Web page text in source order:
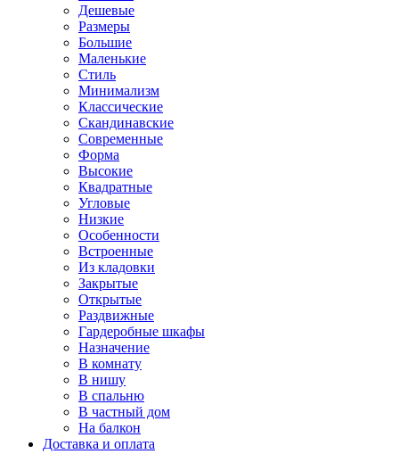
Дешевые
Размеры
Большие
Маленькие
Стиль
Минимализм
Классические
Скандинавские
Современные
Форма
Высокие
Квадратные
Угловые
Низкие
Особенности
Встроенные
Из кладовки
Закрытые
Открытые
Раздвижные
Гардеробные шкафы
Назначение
В комнату
В нишу
В спальню
В частный дом
На балкон
Доставка и оплата